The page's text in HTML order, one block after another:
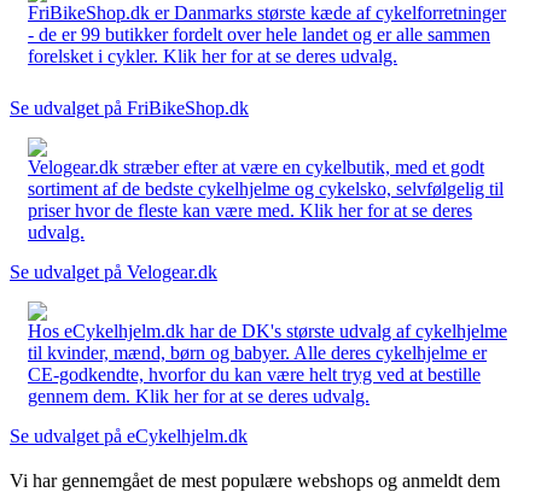
FriBikeShop.dk er Danmarks største kæde af cykelforretninger
- de er 99 butikker fordelt over hele landet og er alle sammen
forelsket i cykler. Klik her for at se deres udvalg.
Se udvalget på FriBikeShop.dk
Velogear.dk stræber efter at være en cykelbutik, med et godt
sortiment af de bedste cykelhjelme og cykelsko, selvfølgelig til
priser hvor de fleste kan være med. Klik her for at se deres
udvalg.
Se udvalget på Velogear.dk
Hos eCykelhjelm.dk har de DK's største udvalg af cykelhjelme
til kvinder, mænd, børn og babyer. Alle deres cykelhjelme er
CE-godkendte, hvorfor du kan være helt tryg ved at bestille
gennem dem. Klik her for at se deres udvalg.
Se udvalget på eCykelhjelm.dk
Vi har gennemgået de mest populære webshops og anmeldt dem